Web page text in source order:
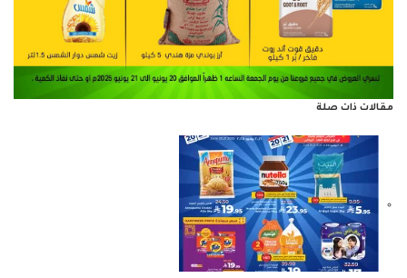
مقالات ذات صلة